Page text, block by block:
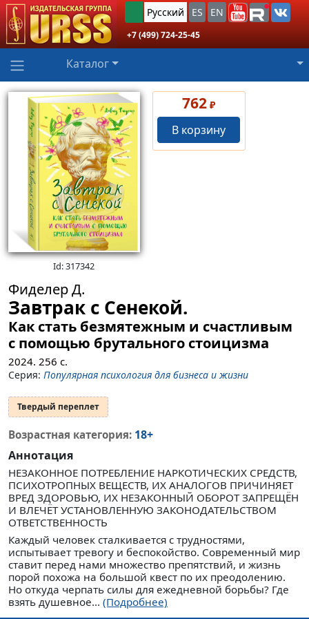
Русский ES EN
+7 (499) 724-25-45
Каталог
Id: 317342
762 ₽
В корзину
Фиделер Д.
Завтрак с Сенекой.
Как стать безмятежным и счастливым
с помощью брутального стоицизма
2024. 256 с.
Серия: Популярная психология для бизнеса и жизни
Твердый переплет
Возрастная категория: 18+
Аннотация
НЕЗАКОННОЕ ПОТРЕБЛЕНИЕ НАРКОТИЧЕСКИХ СРЕДСТВ,
ПСИХОТРОПНЫХ ВЕЩЕСТВ, ИХ АНАЛОГОВ ПРИЧИНЯЕТ
ВРЕД ЗДОРОВЬЮ, ИХ НЕЗАКОННЫЙ ОБОРОТ ЗАПРЕЩЁН
И ВЛЕЧЁТ УСТАНОВЛЕННУЮ ЗАКОНОДАТЕЛЬСТВОМ
ОТВЕТСТВЕННОСТЬ
Каждый человек сталкивается с трудностями,
испытывает тревогу и беспокойство. Современный мир
ставит перед нами множество препятствий, и жизнь
порой похожа на большой квест по их преодолению.
Но откуда черпать силы для ежедневной борьбы? Где
взять душевное... (Подробнее)